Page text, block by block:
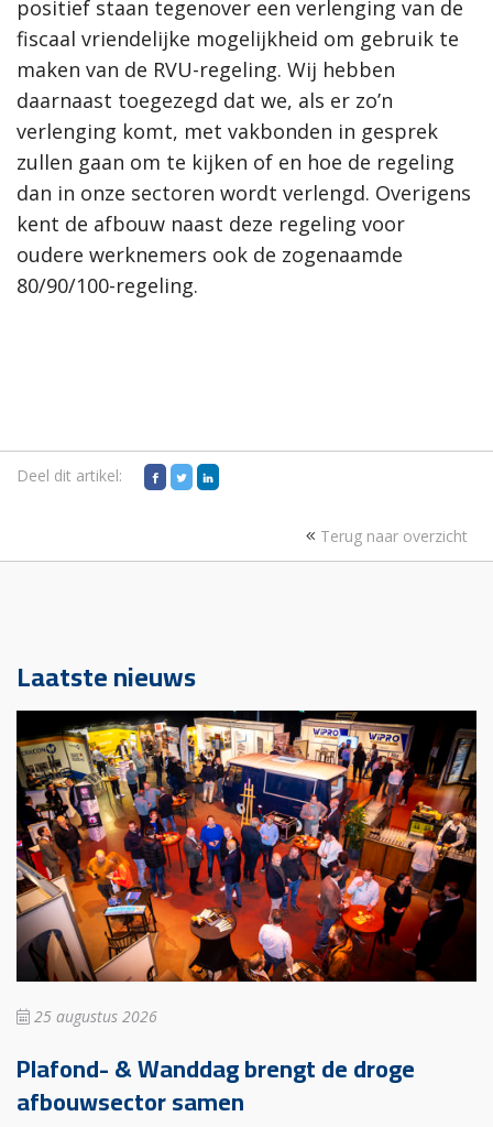
positief staan tegenover een verlenging van de
fiscaal vriendelijke mogelijkheid om gebruik te
maken van de RVU-regeling. Wij hebben
daarnaast toegezegd dat we, als er zo’n
verlenging komt, met vakbonden in gesprek
zullen gaan om te kijken of en hoe de regeling
dan in onze sectoren wordt verlengd. Overigens
kent de afbouw naast deze regeling voor
oudere werknemers ook de zogenaamde
80/90/100-regeling.
Deel dit artikel:
Terug naar overzicht
Laatste nieuws
25 augustus 2026
Plafond- & Wanddag brengt de droge
afbouwsector samen